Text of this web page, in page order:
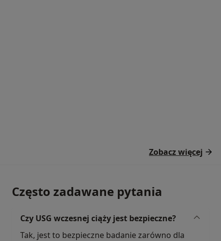
Zobacz więcej
Często zadawane pytania
Czy USG wczesnej ciąży jest bezpieczne?
Tak, jest to bezpieczne badanie zarówno dla